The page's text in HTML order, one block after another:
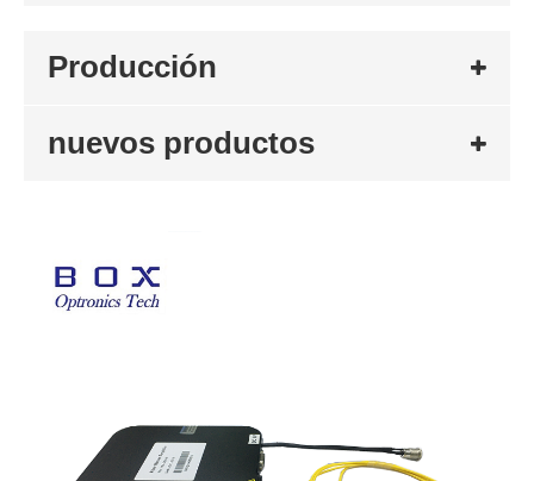
Producción
nuevos productos